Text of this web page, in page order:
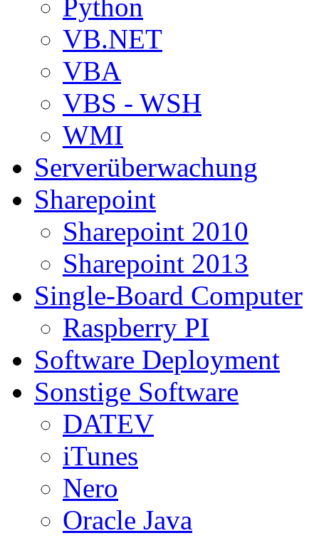
Python
VB.NET
VBA
VBS - WSH
WMI
Serverüberwachung
Sharepoint
Sharepoint 2010
Sharepoint 2013
Single-Board Computer
Raspberry PI
Software Deployment
Sonstige Software
DATEV
iTunes
Nero
Oracle Java